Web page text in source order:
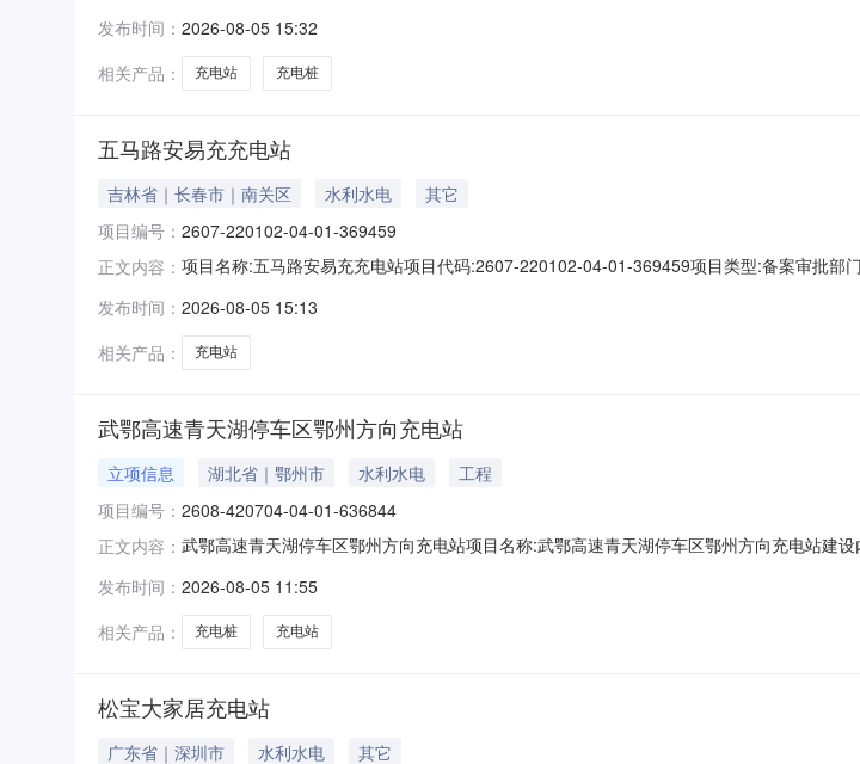
所属行政区划:湖北省/鄂州市/鄂城区项目所属行业:能源/电力总投资:150建设性质:新建拟开
发布时间： 2026-08-05 15:32
相关产品：
充电站 充电桩
五马路安易充充电站
吉林省｜长春市｜南关区 水利水电
其它
项目编号： 2607-220102-04-01-369459
正文内容： 项目名称:五马路安易充充电站项目代码:2607-220102-04-01-369459项目类型:备案审批部
发布时间： 2026-08-05 15:13
相关产品：
充电站
武鄂高速青天湖停车区鄂州方向充电站
立项信息 湖北省｜鄂州市 水利水电
工程
项目编号： 2608-420704-04-01-636844
正文内容： 武鄂高速青天湖停车区鄂州方向充电站项目名称:武鄂高速青天湖停车区鄂州方向充电站建
所属行政区划:湖北省/鄂州市/鄂城区项目所属行业:能源/电力总投资:150建设性质:新建拟开
发布时间： 2026-08-05 11:55
相关产品：
充电桩 充电站
松宝大家居充电站
广东省｜深圳市 水利水电 其它